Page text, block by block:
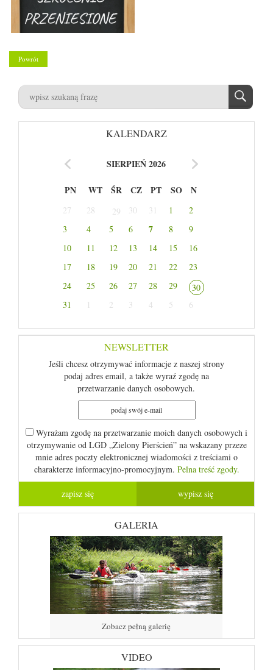
Powrót
KALENDARZ
SIERPIEŃ 2026
PN WT ŚR CZ PT SO N
27 28 29 30 31 1
2
3
4 5 6 7 8
9
10
11 12 13 14 15
16
17
18 19 20 21 22
23
24
25 26 27 28 29
30
31
1 2 3 4 5 6
NEWSLETTER
Jeśli chcesz otrzymywać informacje z naszej strony
podaj adres email, a także wyraź zgodę na
przetwarzanie danych osobowych.
Wyrażam zgodę na przetwarzanie moich danych osobowych i
otrzymywanie od LGD „Zielony Pierścień” na wskazany przeze
mnie adres poczty elektronicznej wiadomości z treściami o
charakterze informacyjno-promocyjnym. Pelna treść zgody.
GALERIA
Zobacz pełną galerię
VIDEO